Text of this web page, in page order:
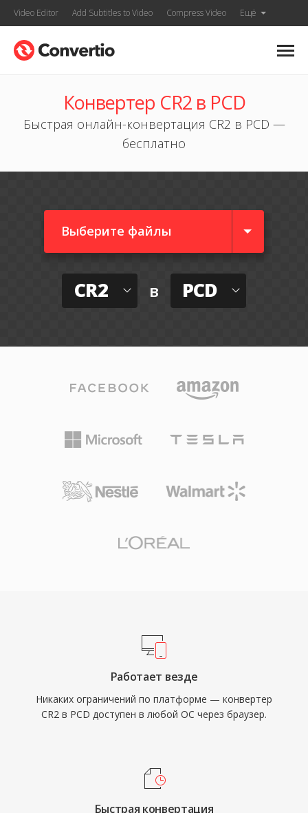
Video Editor Add Subtitles to Video Compress Video Ещё
Конвертер CR2 в PCD
Быстрая онлайн-конвертация CR2 в PCD —
бесплатно
Выберите файлы
CR2 в PCD
Работает везде
Никаких ограничений по платформе — конвертер
CR2 в PCD доступен в любой ОС через браузер.
Быстрая конвертация